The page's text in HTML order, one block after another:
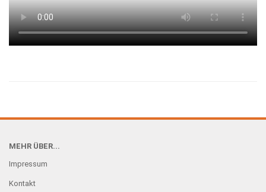
MEHR ÜBER...
Impressum
Kontakt